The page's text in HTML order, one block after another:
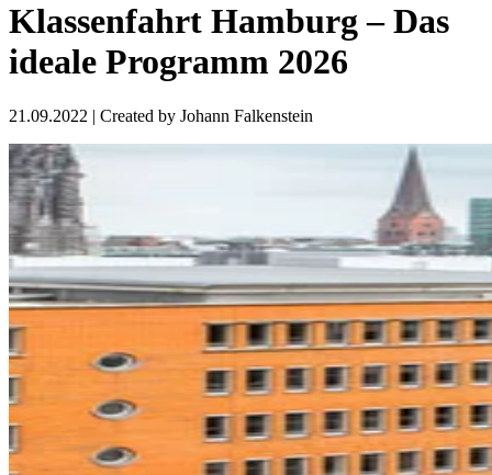
Klassenfahrt Hamburg – Das
ideale Programm 2026
21.09.2022 | Created by Johann Falkenstein